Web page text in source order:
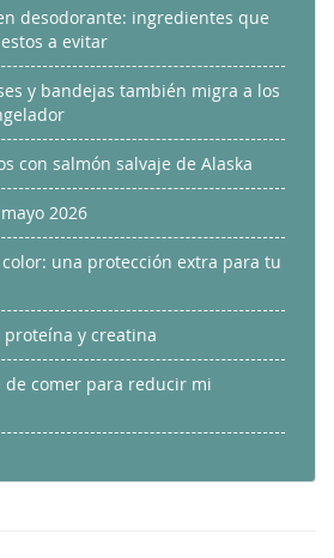
desodorante: ingredientes que
a evitar
y bandejas también migra a los
con salmón salvaje de Alaska
2026
una protección extra para tu
y creatina
de comer para reducir mi